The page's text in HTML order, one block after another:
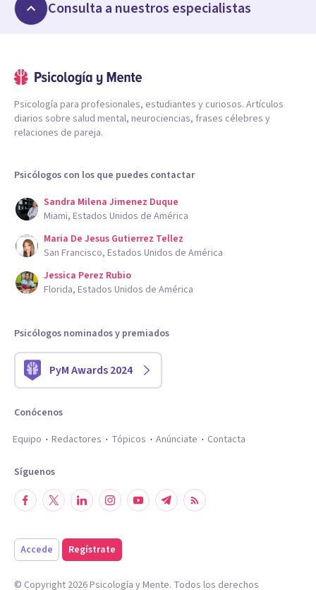
Consulta a nuestros especialistas
Psicología para profesionales, estudiantes y curiosos. Artículos
diarios sobre salud mental, neurociencias, frases célebres y
relaciones de pareja.
Psicólogos con los que puedes contactar
Sandra Milena Jimenez Duque
Miami, Estados Unidos de América
Maria De Jesus Gutierrez Tellez
San Francisco, Estados Unidos de América
Jessica Perez Rubio
Florida, Estados Unidos de América
Psicólogos nominados y premiados
PyM Awards 2024
Conócenos
Equipo
Redactores Tópicos Anúnciate Contacta
Síguenos
Accede Regístrate
© Copyright 2026Psicología y Mente. Todos los derechos